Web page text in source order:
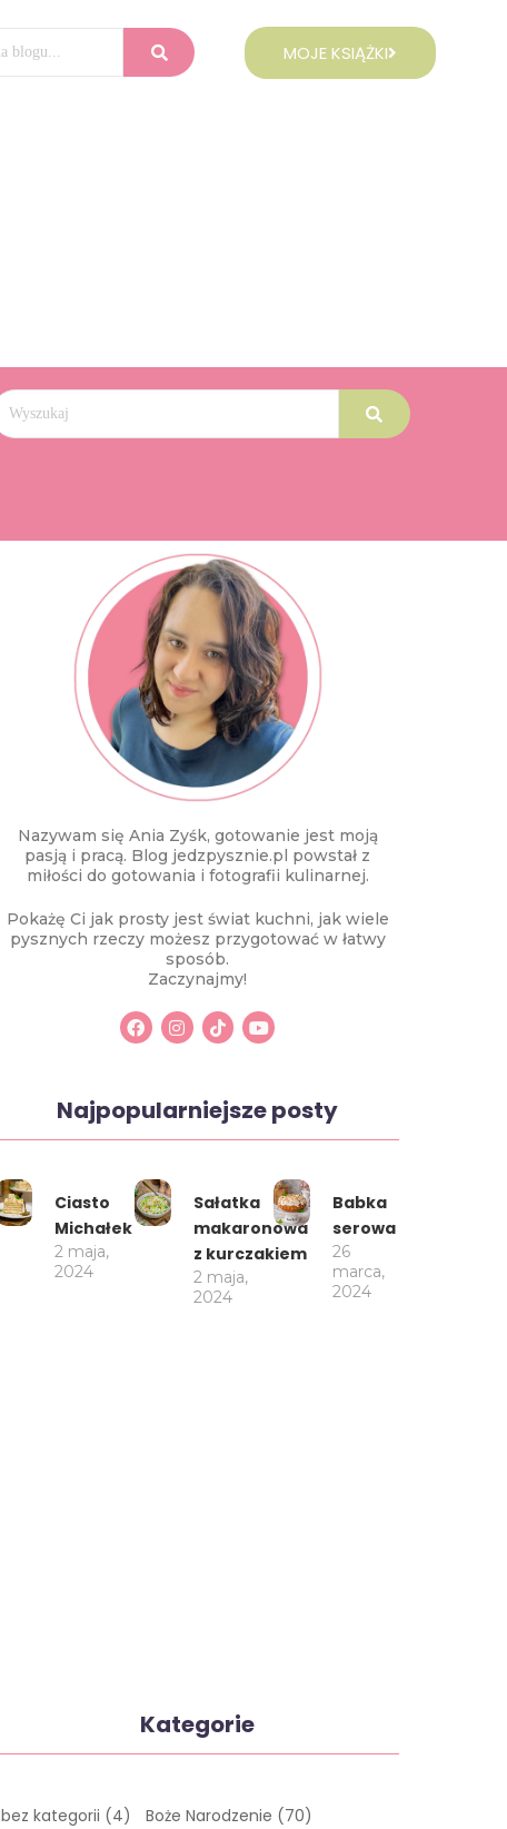
MOJE KSIĄŻKI
Nazywam się Ania Zyśk, gotowanie jest moją
pasją i pracą. Blog jedzpysznie.pl powstał z
miłości do gotowania i fotografii kulinarnej.
Pokażę Ci jak prosty jest świat kuchni, jak wiele
pysznych rzeczy możesz przygotować w łatwy
sposób.
Zaczynajmy!
Najpopularniejsze posty
Ciasto
Michałek
2 maja,
2024
Sałatka
makaronowa
z kurczakiem
2 maja,
2024
Babka
serowa
26
marca,
2024
Kategorie
bez kategorii (4) Boże Narodzenie (70)